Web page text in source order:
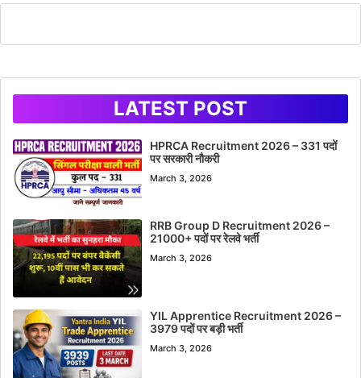
LATEST POST
HPRCA Recruitment 2026 – 331 पदों
पर सरकारी नौकरी
March 3, 2026
RRB Group D Recruitment 2026 –
21000+ पदों पर रेलवे भर्ती
March 3, 2026
YIL Apprentice Recruitment 2026 –
3979 पदों पर बड़ी भर्ती
March 3, 2026